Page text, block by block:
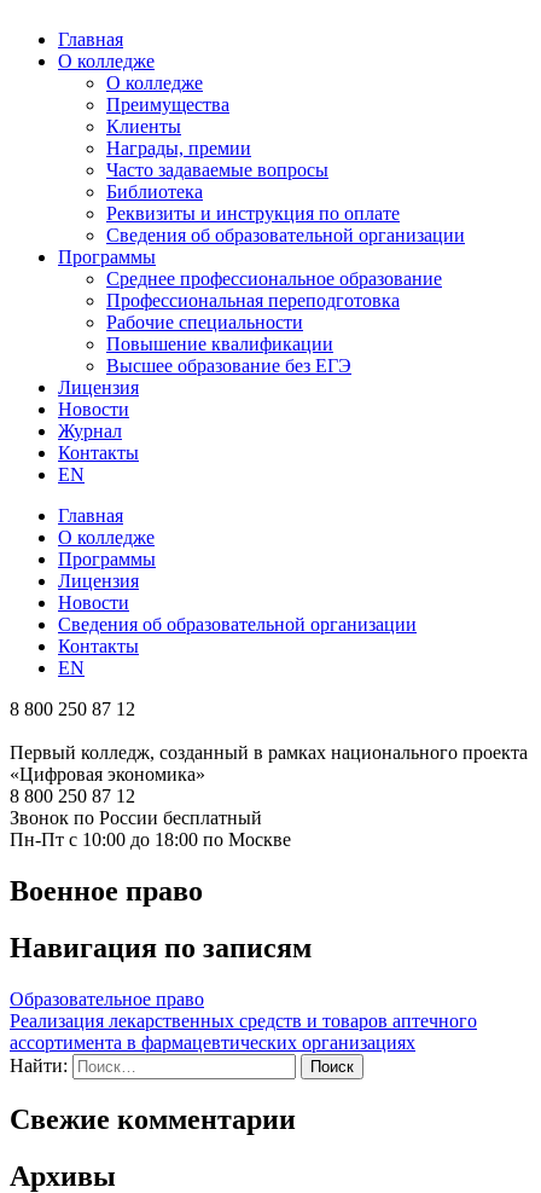
Главная
О колледже
О колледже
Преимущества
Клиенты
Награды, премии
Часто задаваемые вопросы
Библиотека
Реквизиты и инструкция по оплате
Сведения об образовательной организации
Программы
Среднее профессиональное образование
Профессиональная переподготовка
Рабочие специальности
Повышение квалификации
Высшее образование без ЕГЭ
Лицензия
Новости
Журнал
Контакты
EN
Главная
О колледже
Программы
Лицензия
Новости
Сведения об образовательной организации
Контакты
EN
8 800 250 87 12
Первый колледж, созданный в рамках национального проекта
«Цифровая экономика»
8 800 250 87 12
Звонок по России бесплатный
Пн-Пт с 10:00 до 18:00 по Москве
Военное право
Навигация по записям
Образовательное право
Реализация лекарственных средств и товаров аптечного
ассортимента в фармацевтических организациях
Найти:
Свежие комментарии
Архивы